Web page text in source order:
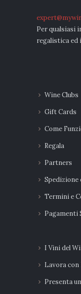
Per qualsiasi
regalistica ed
Wine Clubs
Gift Cards
Come
Regala
Partners
Spedizione
Termini e
Pagamenti
I Vini del
Lavora con
Presenta